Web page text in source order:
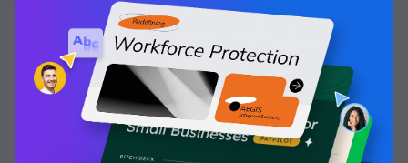
Instagram est probablement votre meilleur choix pour la
publicité mobile.
Lancer des pubs sur Twitter